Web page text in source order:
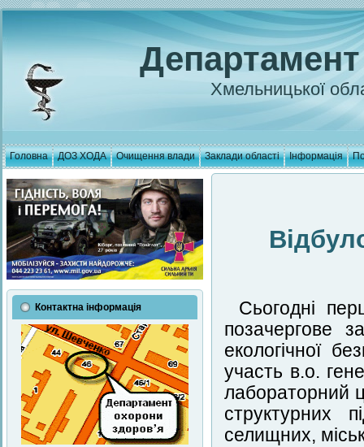
Хмельницької
Головна ДОЗ ХОДА Очищення влади Заклади області Інформація
Контактна інформація
Сьогодні
позачергове
екологічної
участь в.о.
лабораторний
структурних
селищних,